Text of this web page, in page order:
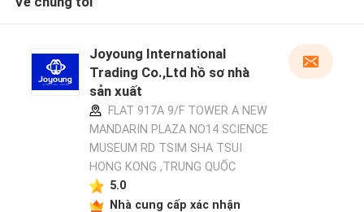
Joyoung International
Trading Co.,Ltd hồ sơ nhà
sản xuất
FLAT 917A 9/F TOWER A NEW
MANDARIN PLAZA NO14 SCIENCE
MUSEUM RD TSIM SHA TSUI
HONG KONG ,TRUNG QUỐC
5.0
Nhà cung cấp xác nhận